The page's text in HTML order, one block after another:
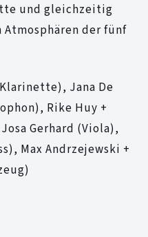
und gleichzeitig
der fünf
Jana De
Rike Huy +
Gerhard (Viola),
Max Andrzejewski +